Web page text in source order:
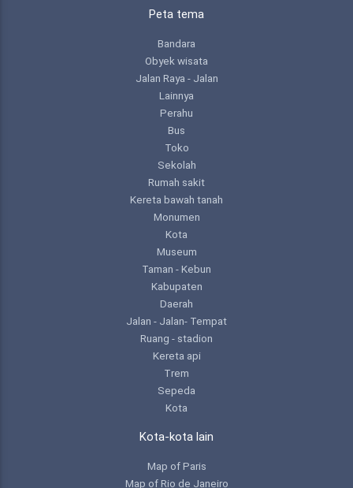
Peta tema
Bandara
Obyek wisata
Jalan Raya - Jalan
Lainnya
Perahu
Bus
Toko
Sekolah
Rumah sakit
Kereta bawah tanah
Monumen
Kota
Museum
Taman - Kebun
Kabupaten
Daerah
Jalan - Jalan- Tempat
Ruang - stadion
Kereta api
Trem
Sepeda
Kota
Kota-kota lain
Map of Paris
Map of Rio de Janeiro